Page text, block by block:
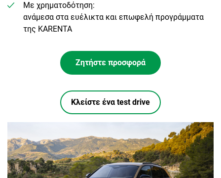
Με χρηματοδότηση:
ανάμεσα στα ευέλικτα και επωφελή προγράμματα
της KARENTA
Ζητήστε προσφορά
Κλείστε ένα test drive